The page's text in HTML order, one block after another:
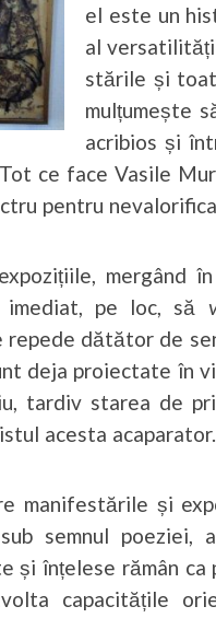
el este un
al
stările și
mulțumește
acribios și
ce face Vasile
pentru
mergând
imediat, pe loc, să
dătător de
deja proiectate în
tardiv starea de
acesta acaparator.
manifestările și
semnul poeziei,
și înțelese rămân
capacitățile